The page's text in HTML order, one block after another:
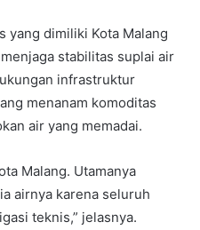
yang dimiliki Kota Malang
stabilitas suplai air
infrastruktur
menanam komoditas
air yang memadai.
Malang. Utamanya
airnya karena seluruh
teknis,” jelasnya.